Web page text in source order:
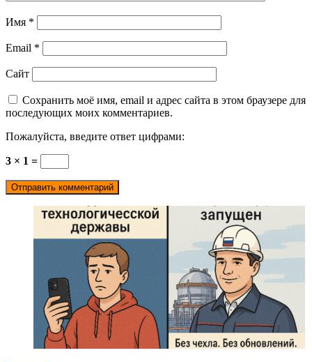
Имя *
Email *
Сайт
Сохранить моё имя, email и адрес сайта в этом браузере для
последующих моих комментариев.
Пожалуйста, введите ответ цифрами:
3 × 1 =